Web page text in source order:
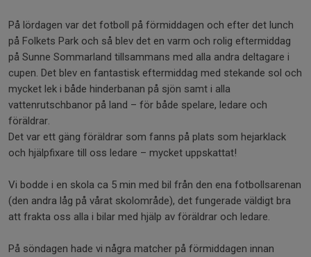
På lördagen var det fotboll på förmiddagen och efter det lunch
på Folkets Park och så blev det en varm och rolig eftermiddag
på Sunne Sommarland tillsammans med alla andra deltagare i
cupen. Det blev en fantastisk eftermiddag med stekande sol och
mycket lek i både hinderbanan på sjön samt i alla
vattenrutschbanor på land – för både spelare, ledare och
föräldrar.
Det var ett gäng föräldrar som fanns på plats som hejarklack
och hjälpfixare till oss ledare – mycket uppskattat!
Vi bodde i en skola ca 5 min med bil från den ena fotbollsarenan
(den andra låg på vårat skolområde), det fungerade väldigt bra
att frakta oss alla i bilar med hjälp av föräldrar och ledare.
På söndagen hade vi några matcher på förmiddagen innan